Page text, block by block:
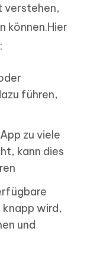
verstehen,
können.Hier
führen,
zu viele
kann dies
wird,
und